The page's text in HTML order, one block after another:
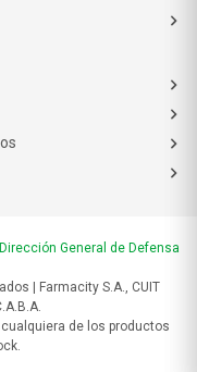
Dirección General de Defensa
| Farmacity S.A., CUIT
de los productos